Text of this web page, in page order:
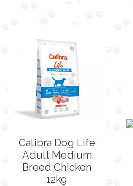
Calibra Dog Life
Adult Medium
Breed Chicken
12kg